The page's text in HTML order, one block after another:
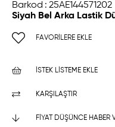
Barkod : 25AE144571202
Siyah Bel Arka Lastik
FAVORILERE EKLE
İSTEK LISTEME EKLE
KARŞILAŞTIR
FIYAT DÜŞÜNCE HABER